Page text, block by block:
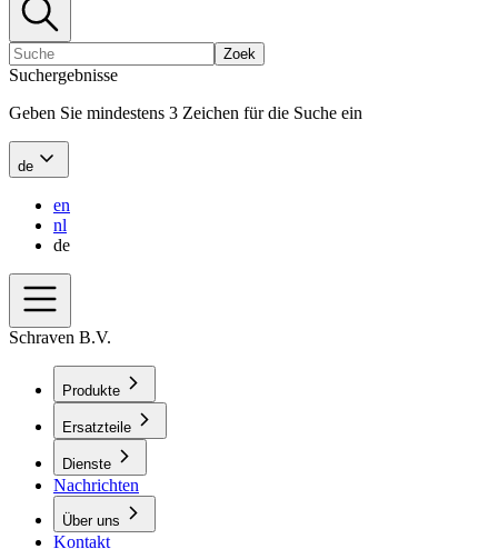
Zoek
Suchergebnisse
Geben Sie mindestens 3 Zeichen für die Suche ein
de
en
nl
de
Schraven B.V.
Produkte
Ersatzteile
Dienste
Nachrichten
Über uns
Kontakt